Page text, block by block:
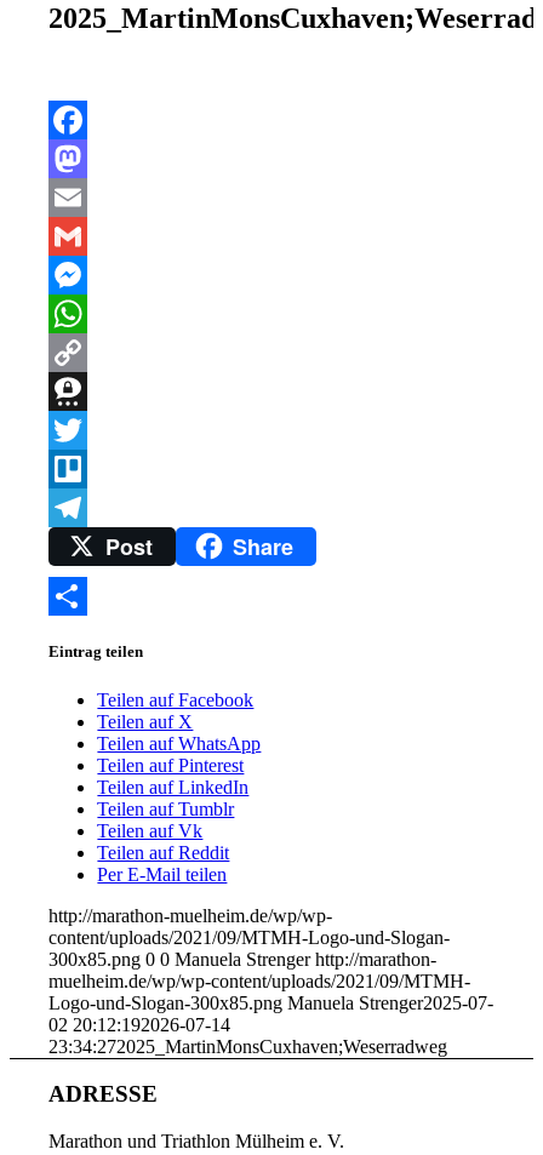
Facebook
Mastodon
Email
Gmail
Messenger
WhatsApp
Copy
Link
Threema
Twitter
Trello
TelegramPost Share
Eintrag teilen
Teilen auf Facebook
Teilen auf X
Teilen auf WhatsApp
Teilen auf Pinterest
Teilen auf LinkedIn
Teilen auf Tumblr
Teilen auf Vk
Teilen auf Reddit
Per E-Mail teilen
http://marathon-muelheim.de/wp/wp-
content/uploads/2021/09/MTMH-Logo-und-Slogan-
300x85.png 0 0 Manuela Strenger http://marathon-
muelheim.de/wp/wp-content/uploads/2021/09/MTMH-
Logo-und-Slogan-300x85.png Manuela Strenger2025-07-
02 20:12:192026-07-14
23:34:272025_MartinMonsCuxhaven;Weserradweg
ADRESSE
Marathon und Triathlon Mülheim e. V.